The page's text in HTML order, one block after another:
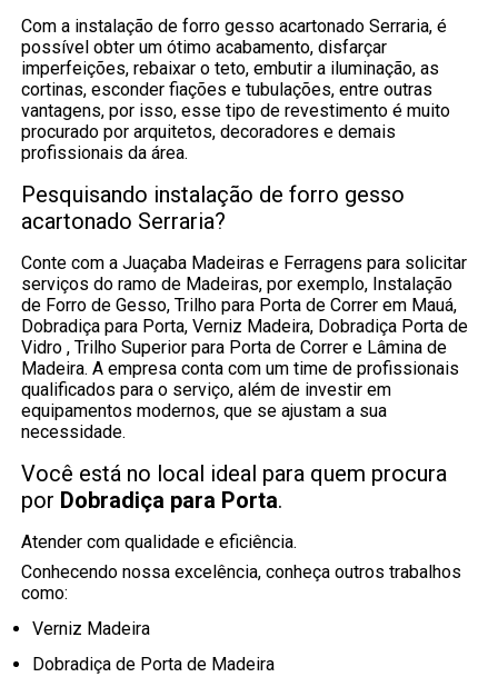
Com a instalação de forro gesso acartonado Serraria, é
possível obter um ótimo acabamento, disfarçar
imperfeições, rebaixar o teto, embutir a iluminação, as
cortinas, esconder fiações e tubulações, entre outras
vantagens, por isso, esse tipo de revestimento é muito
procurado por arquitetos, decoradores e demais
profissionais da área.
Pesquisando instalação de forro gesso
acartonado Serraria?
Conte com a Juaçaba Madeiras e Ferragens para solicitar
serviços do ramo de Madeiras, por exemplo, Instalação
de Forro de Gesso, Trilho para Porta de Correr em Mauá,
Dobradiça para Porta, Verniz Madeira, Dobradiça Porta de
Vidro , Trilho Superior para Porta de Correr e Lâmina de
Madeira. A empresa conta com um time de profissionais
qualificados para o serviço, além de investir em
equipamentos modernos, que se ajustam a sua
necessidade.
Você está no local ideal para quem procura
por Dobradiça para Porta.
Atender com qualidade e eficiência.
Conhecendo nossa excelência, conheça outros trabalhos
como:
Verniz Madeira
Dobradiça de Porta de Madeira